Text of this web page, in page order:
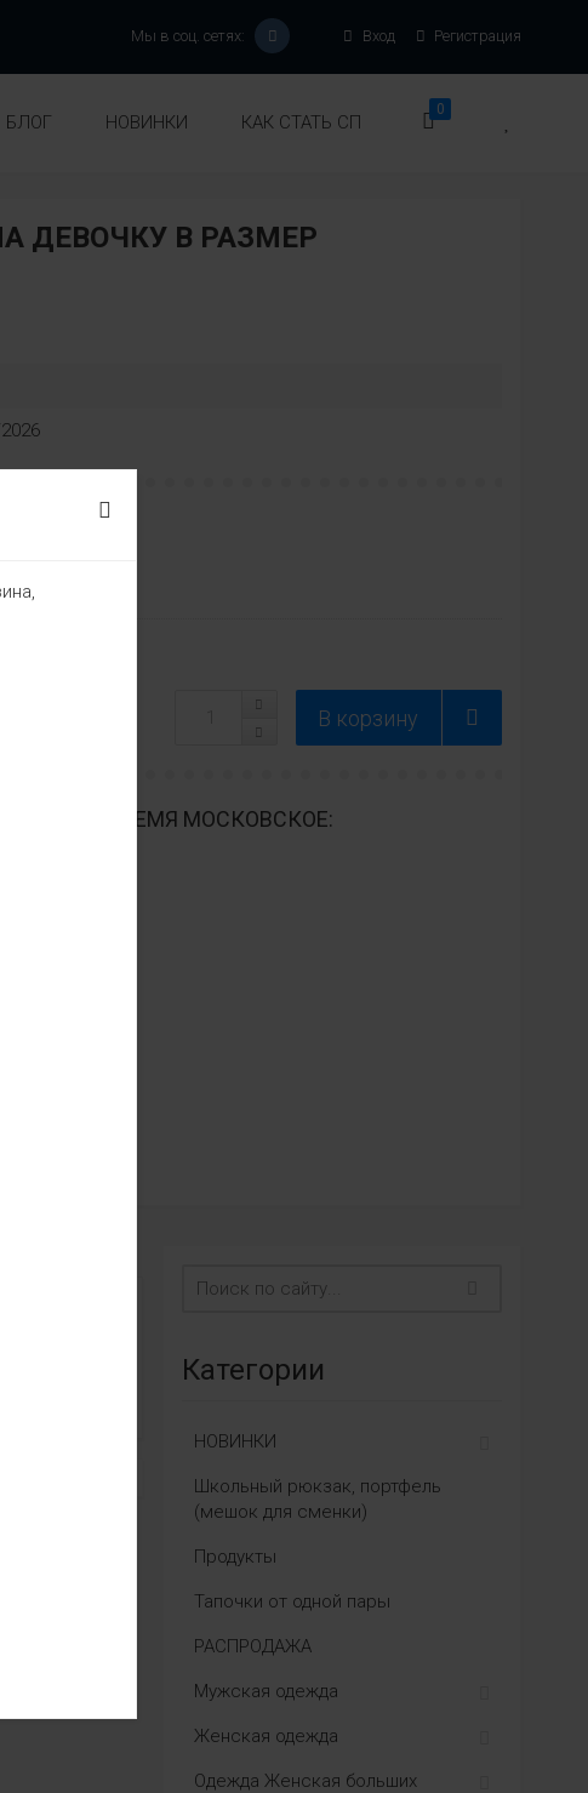
Вход Регистрация
Мы в соц. сетях:
БЛОГ НОВИНКИ КАК СТАТЬ СП
0
ДЕВОЧКУ В РАЗМЕР
ВРЕМЯ МОСКОВСКОЕ:
Категории
НОВИНКИ
Школьный рюкзак, портфель
(мешок для сменки)
Продукты
Тапочки от одной пары
РАСПРОДАЖА
Мужская одежда
Женская одежда
Одежда Женская больших